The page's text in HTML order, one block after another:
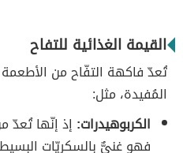
القيمة الغذائية للتفاح
تُعدّ فاكهة التفّاح من الأطعمة
المُفيدة، مثل:
الكربوهيدرات: إذ إنّها تُعدّ
فهو غنيٌّ بالسكريّات